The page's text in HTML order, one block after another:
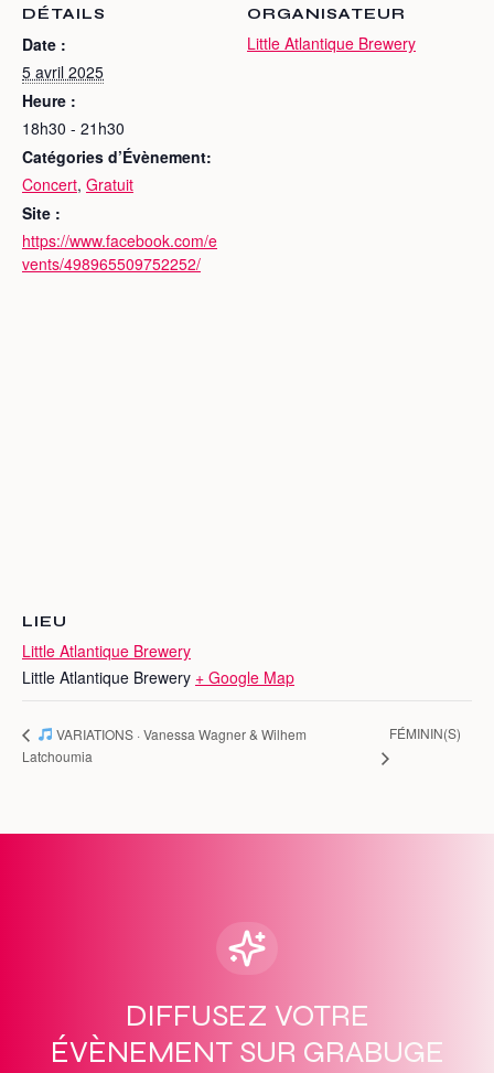
DÉTAILS
Date :
5 avril 2025
Heure :
18h30 - 21h30
Catégories d’Évènement:
Concert, Gratuit
Site :
https://www.facebook.com/e
vents/498965509752252/
ORGANISATEUR
Little Atlantique Brewery
LIEU
Little Atlantique Brewery
Little Atlantique Brewery + Google Map
VARIATIONS · Vanessa Wagner & Wilhem
Latchoumia
FÉMININ(S)
DIFFUSEZ VOTRE
ÉVÈNEMENT SUR GRABUGE